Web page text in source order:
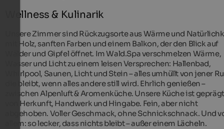
Wellness & Kulinarik
Unsere Zimmer sind Rückzugsorte aus Wärme und
mit Holz, sanften Farben und einem Balkon, der den Blick auf
Wälder und Gipfel öffnet. Im Wald.Spa verschmelzen Wärme,
Wasser und Licht zu einem leisen Versprechen: Hallenbad,
Whirlpool, Saunen, Licht und Stein – alles umhüllt von jener
die bleibt, wenn alles andere still wird. Ehrlich genießen –
zwischen Alpenluft & Aromenküche. Unsere Küche ist geprägt
von Herkunft, Handwerk und Hingabe. Fein, aber nicht
abgehoben. Voller Geschmack, ohne Schnickschnack. Und
allem: so lecker, dass nichts bleibt – außer einem Lächeln.